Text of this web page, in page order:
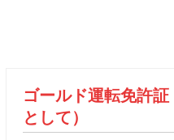
ゴールド運転免許
として）